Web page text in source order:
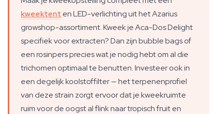
kweektent en LED-verlichting uit het Azarius
growshop-assortiment. Kweek je Aca-Dos Delight
specifiek voor extracten? Dan zijn bubble bags of
een rosinpers precies wat je nodig hebt om al die
trichomen optimaal te benutten. Investeer ook in
een degelijk koolstoffilter — het terpenenprofiel
van deze strain zorgt ervoor dat je kweekruimte
ruim voor de oogst al flink naar tropisch fruit en